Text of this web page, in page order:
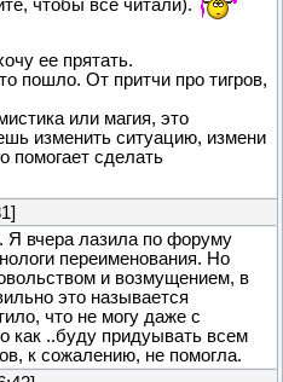
чтобы все читали).
ее прятать.
пошло. От притчи про тигров,
или магия, это
изменить ситуацию, измени
помогает сделать
Я вчера лазила по форуму
переименования. Но
и возмущением, в
это называется
что не могу даже с
как ..буду придуывать всем
к сожалению, не помогла.